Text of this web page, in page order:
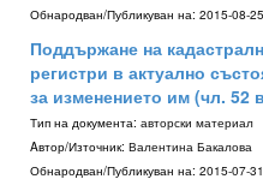
Обнародван/Публикуван на: 2015-08-25
Поддържане на
регистри в актуално
за изменението им (чл. 52
Тип на документа: авторски материал
Aвтор/Източник: Валентина Бакалова
Обнародван/Публикуван на: 2015-07-31